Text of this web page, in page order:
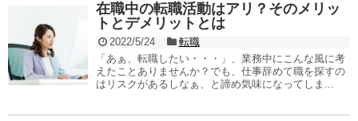
在職中の転職活動はアリ？そのメリッ
トとデメリットとは
2022/5/24
転職
「あぁ、転職したい・・・」、業務中にこんな風に考
えたことありませんか？でも、仕事辞めて職を探すの
はリスクがあるしなぁ、と諦め気味になってしま...